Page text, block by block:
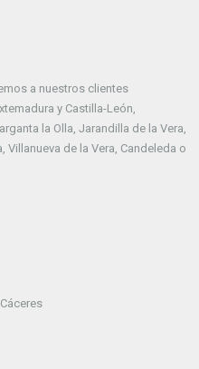
a nuestros clientes
y Castilla-León,
la Olla, Jarandilla de la Vera,
Villanueva de la Vera, Candeleda o